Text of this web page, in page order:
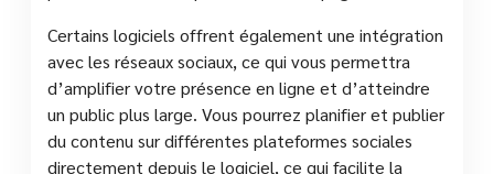
Certains logiciels offrent également une intégration
avec les réseaux sociaux, ce qui vous permettra
d’amplifier votre présence en ligne et d’atteindre
un public plus large. Vous pourrez planifier et publier
du contenu sur différentes plateformes sociales
directement depuis le logiciel, ce qui facilite la